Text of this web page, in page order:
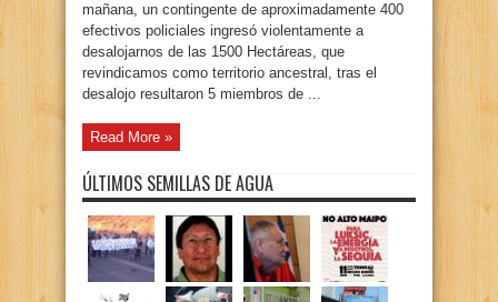
mañana, un contingente de aproximadamente 400
efectivos policiales ingresó violentamente a
desalojarnos de las 1500 Hectáreas, que
revindicamos como territorio ancestral, tras el
desalojo resultaron 5 miembros de ...
Read More »
ÚLTIMOS SEMILLAS DE AGUA